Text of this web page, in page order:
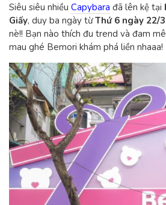
Siêu siêu nhiều Capybara đã lên kệ tại
Giấy, duy ba ngày từThứ 6 ngày 22/
nè!! Bạn nào thích đu trend và đam
mau ghé Bemori khám phá liền nhaaa!